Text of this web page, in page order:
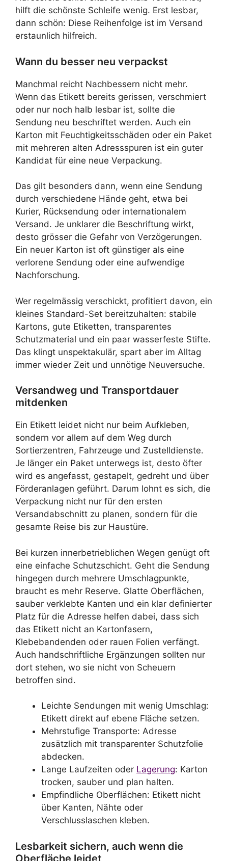
hilft die schönste Schleife wenig. Erst lesbar,
dann schön: Diese Reihenfolge ist im Versand
erstaunlich hilfreich.
Wann du besser neu verpackst
Manchmal reicht Nachbessern nicht mehr.
Wenn das Etikett bereits gerissen, verschmiert
oder nur noch halb lesbar ist, sollte die
Sendung neu beschriftet werden. Auch ein
Karton mit Feuchtigkeitsschäden oder ein Paket
mit mehreren alten Adressspuren ist ein guter
Kandidat für eine neue Verpackung.
Das gilt besonders dann, wenn eine Sendung
durch verschiedene Hände geht, etwa bei
Kurier, Rücksendung oder internationalem
Versand. Je unklarer die Beschriftung wirkt,
desto grösser die Gefahr von Verzögerungen.
Ein neuer Karton ist oft günstiger als eine
verlorene Sendung oder eine aufwendige
Nachforschung.
Wer regelmässig verschickt, profitiert davon, ein
kleines Standard-Set bereitzuhalten: stabile
Kartons, gute Etiketten, transparentes
Schutzmaterial und ein paar wasserfeste Stifte.
Das klingt unspektakulär, spart aber im Alltag
immer wieder Zeit und unnötige Neuversuche.
Versandweg und Transportdauer
mitdenken
Ein Etikett leidet nicht nur beim Aufkleben,
sondern vor allem auf dem Weg durch
Sortierzentren, Fahrzeuge und Zustelldienste.
Je länger ein Paket unterwegs ist, desto öfter
wird es angefasst, gestapelt, gedreht und über
Förderanlagen geführt. Darum lohnt es sich, die
Verpackung nicht nur für den ersten
Versandabschnitt zu planen, sondern für die
gesamte Reise bis zur Haustüre.
Bei kurzen innerbetrieblichen Wegen genügt oft
eine einfache Schutzschicht. Geht die Sendung
hingegen durch mehrere Umschlagpunkte,
braucht es mehr Reserve. Glatte Oberflächen,
sauber verklebte Kanten und ein klar definierter
Platz für die Adresse helfen dabei, dass sich
das Etikett nicht an Kartonfasern,
Klebebandenden oder rauen Folien verfängt.
Auch handschriftliche Ergänzungen sollten nur
dort stehen, wo sie nicht von Scheuern
betroffen sind.
Leichte Sendungen mit wenig Umschlag:
Etikett direkt auf ebene Fläche setzen.
Mehrstufige Transporte: Adresse
zusätzlich mit transparenter Schutzfolie
abdecken.
Lange Laufzeiten oder Lagerung: Karton
trocken, sauber und plan halten.
Empfindliche Oberflächen: Etikett nicht
über Kanten, Nähte oder
Verschlusslaschen kleben.
Lesbarkeit sichern, auch wenn die
Oberfläche leidet